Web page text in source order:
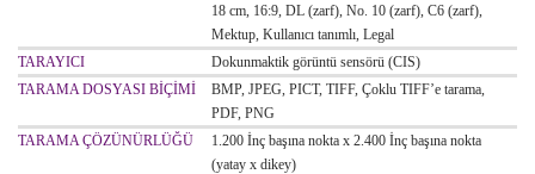
18 cm, 16:9, DL (zarf), No. 10 (zarf), C6 (zarf),
Mektup, Kullanıcı tanımlı, Legal
TARAYICI
Dokunmaktik görüntü sensörü (CIS)
TARAMA DOSYASI BİÇİMİ
BMP, JPEG, PICT, TIFF, Çoklu TIFF’e tarama,
PDF, PNG
TARAMA ÇÖZÜNÜRLÜĞÜ
1.200 İnç başına nokta x 2.400 İnç başına nokta
(yatay x dikey)